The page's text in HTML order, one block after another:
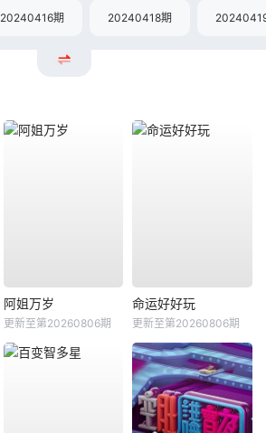
20240416期 20240418期
阿姐万岁
更新至第20260806期
命运好好玩
更新至第20260806期